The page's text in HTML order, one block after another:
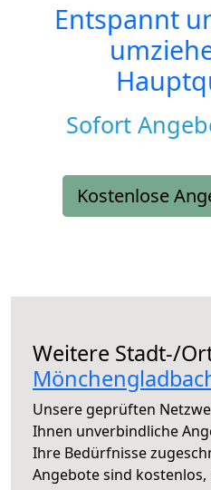
Entspannt
Sofort
Kostenlose
Weitere Stadt-/
Unsere geprüften
Ihnen unverbindliche
Ihre Bedürfnisse
Angebote sind